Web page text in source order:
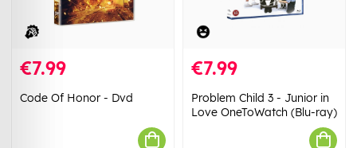
€7.99
Code Of Honor - Dvd
€7.99
Problem Child 3 - Junior in
Love OneToWatch (Blu-ray)